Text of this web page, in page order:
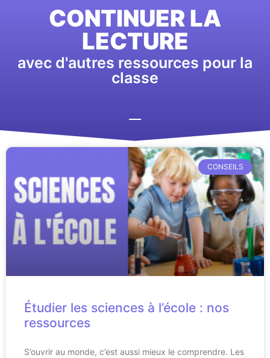
CONTINUER LA
LECTURE
avec d'autres ressources pour la
classe
CONSEILS
Étudier les sciences à l’école : nos
ressources
S’ouvrir au monde, c’est aussi mieux le comprendre. Les